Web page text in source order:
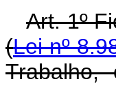
Art. 1º
(Lei nº
Trabalho,